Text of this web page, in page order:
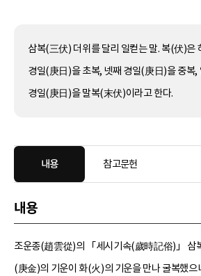
삼복(三伏) 더위를 달리 일컫는 말. 복(伏)은
경일(庚日)을 초복, 넷째 경일(庚日)을 중복,
경일(庚日)을 말복(末伏)이라고 한다.
내용 참고문헌
내용
조운종(趙雲從)의 「세시기속(歲時記俗)」 삼
(庚金)의 기운이 화(火)의 기운을 만나 굴복했으